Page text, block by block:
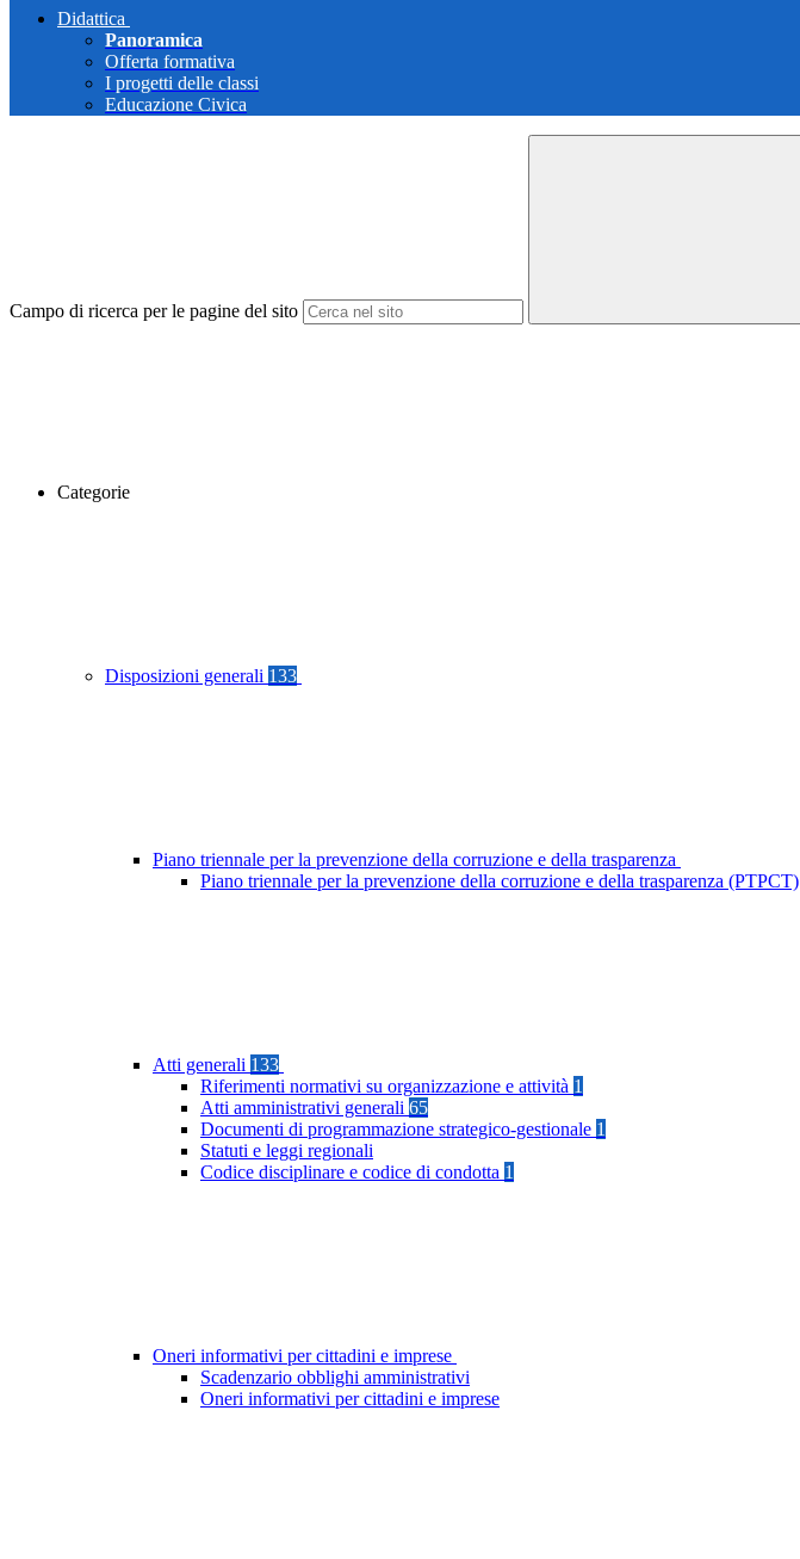
Didattica
Panoramica
Offerta formativa
I progetti delle classi
Educazione Civica
Campo di ricerca per le pagine del sito
Categorie
Disposizioni generali 133
Piano triennale per la prevenzione della corruzione e della trasparenza
Piano triennale per la prevenzione della corruzione e della trasparenza (PTPCT)
Atti generali 133
Riferimenti normativi su organizzazione e attività 1
Atti amministrativi generali 65
Documenti di programmazione strategico-gestionale 1
Statuti e leggi regionali
Codice disciplinare e codice di condotta 1
Oneri informativi per cittadini e imprese
Scadenzario obblighi amministrativi
Oneri informativi per cittadini e imprese